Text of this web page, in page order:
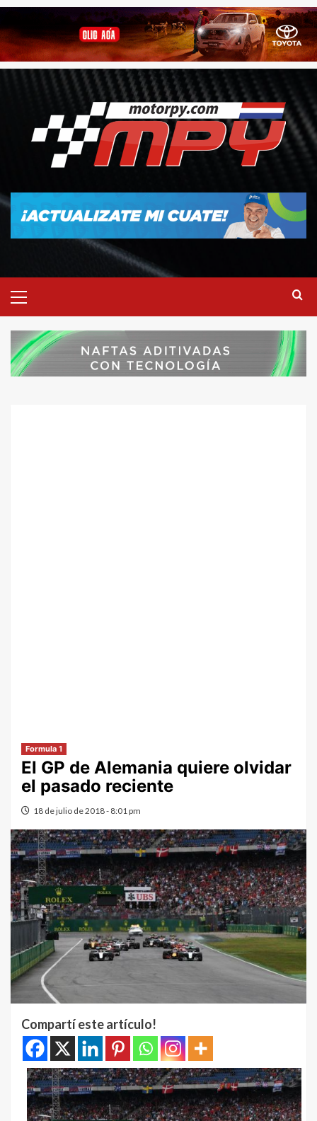
Formula 1
El GP de Alemania quiere olvidar
el pasado reciente
18 de julio de 2018 - 8:01 pm
Compartí este artículo!